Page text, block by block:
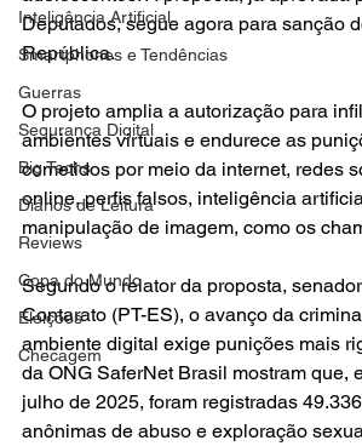
Inteligência Artificial
Smartphones e Tendências
Guerras
Segurança Digital
Big Techs
Diários de Leitura
Reviews
Copa do Mundo
Eleições
Checagem
Deputados, segue agora para sanção
República.
O projeto amplia a autorização para
ambientes virtuais e endurece as
cometidos por meio da internet, redes
online, perfis falsos, inteligência
manipulação de imagem, como os
Segundo o relator da proposta,
Contarato (PT-ES), o avanço da
ambiente digital exige punições mais
da ONG SaferNet Brasil mostram que,
julho de 2025, foram registradas
anônimas de abuso e exploração